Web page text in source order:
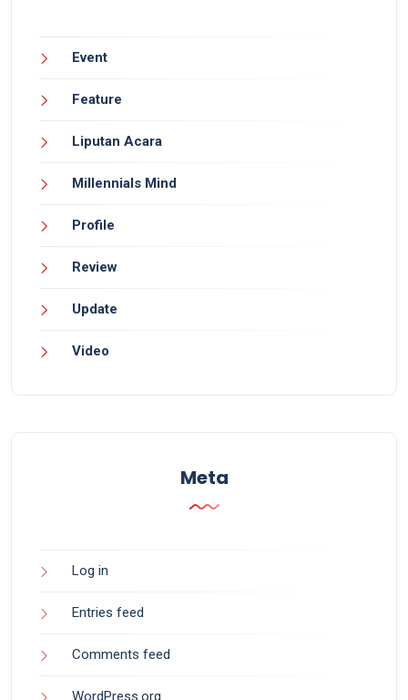
Event
Feature
Liputan Acara
Millennials Mind
Profile
Review
Update
Video
Meta
Log in
Entries feed
Comments feed
WordPress.org